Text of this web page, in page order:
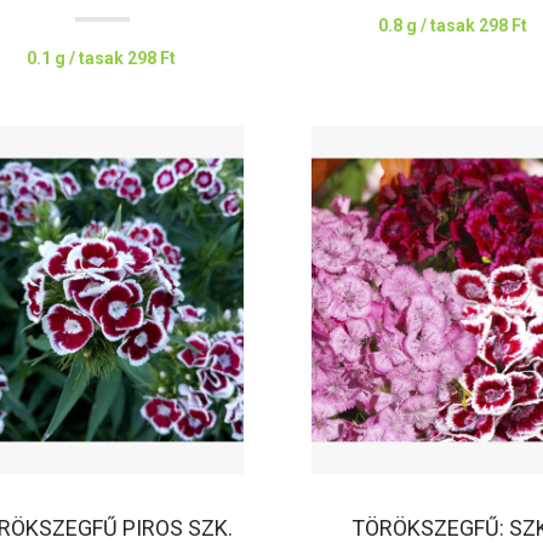
0.1 g / tasak 298 Ft
0.8 g / tasak 298 Ft
PIROS SZK.
TÖRÖKSZEGFŰ: